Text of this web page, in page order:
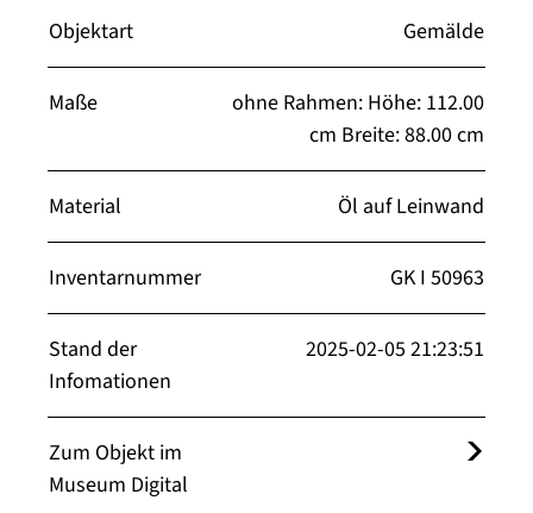
Objektart Gemälde
Maße
ohne Rahmen: Höhe: 112.00
cm Breite: 88.00 cm
Material Öl auf Leinwand
Inventarnummer GK I 50963
Stand der
Infomationen
2025-02-05 21:23:51
Zum Objekt im
Museum Digital